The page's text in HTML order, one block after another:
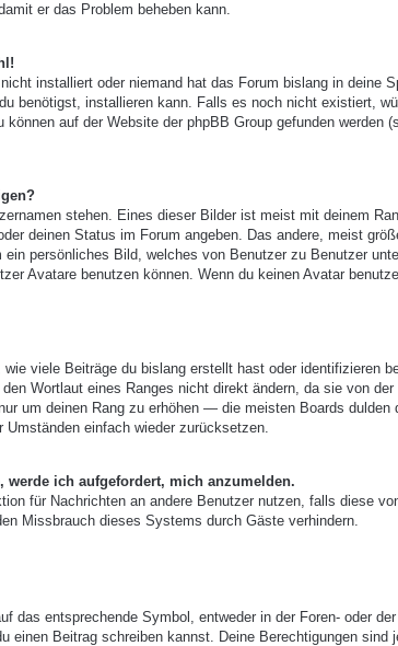
er das Problem beheben kann.
installiert oder niemand hat das Forum bislang in deine
benötigst, installieren kann. Falls es noch nicht existiert,
auf der Website der phpBB Group gefunden werden
stehen. Eines dieser Bilder ist meist mit deinem
deinen Status im Forum angeben. Das andere, meist
persönliches Bild, welches von Benutzer zu Benutzer
Avatare benutzen können. Wenn du keinen Avatar
viele Beiträge du bislang erstellt hast oder identifizieren
Wortlaut eines Ranges nicht direkt ändern, da sie von
um deinen Rang zu erhöhen — die meisten Boards dulden
einfach wieder zurücksetzen.
ich aufgefordert, mich anzumelden.
für Nachrichten an andere Benutzer nutzen, falls diese
Missbrauch dieses Systems durch Gäste verhindern.
das entsprechende Symbol, entweder in der Foren- oder
einen Beitrag schreiben kannst. Deine Berechtigungen sind